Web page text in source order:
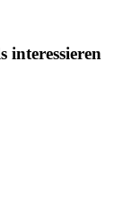
interessieren